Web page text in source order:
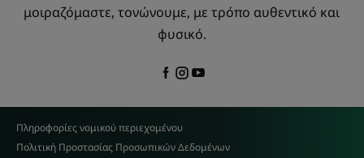
μοιραζόμαστε, τονώνουμε, με τρόπο αυθεντικό και
φυσικό.
Πληροφορίες νομικού περιεχομένου
Πολιτική Προστασίας Προσωπικών Δεδομένων